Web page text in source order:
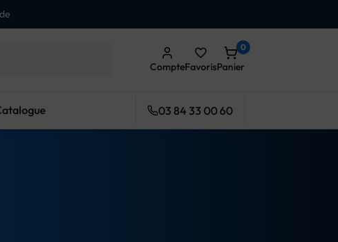
Compte Panier
0
favorite_border
Favoris
03 84 33 00 60